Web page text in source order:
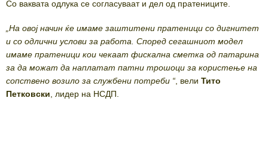
Со ваквата одлука се согласуваат и дел од пратениците.
„На овој начин ќе имаме заштитени пратеници со дигнитет
и со одлични услови за работа. Според сегашниот модел
имаме пратеници кои чекаат фискална сметка од патарина
за да можат да наплатат патни трошоци за користење на
сопствено возило за службени потреби “ , вели Тито
Петковски , лидер на НСДП.